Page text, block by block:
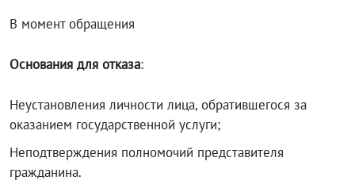
В момент обращения
Основания для отказа:
Неустановления личности лица, обратившегося за
оказанием государственной услуги;
Неподтверждения полномочий представителя
гражданина.